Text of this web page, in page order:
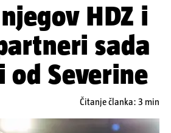
HDZ i
sada
Severine
Čitanje članka: 3 min